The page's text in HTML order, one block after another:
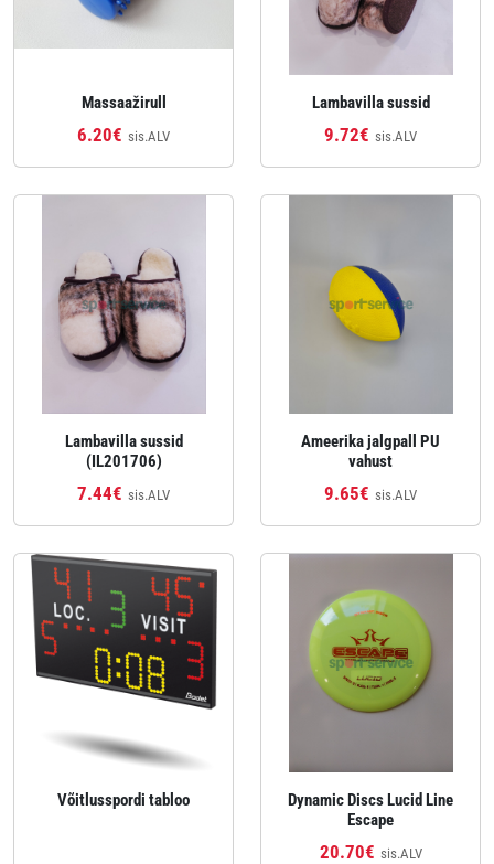
Massaažirull
6.20€ sis.ALV
Lambavilla sussid
9.72€ sis.ALV
Lambavilla sussid
(IL201706)
7.44€ sis.ALV
Ameerika jalgpall PU
vahust
9.65€ sis.ALV
Võitlusspordi tabloo
Dynamic Discs Lucid Line
Escape
20.70€ sis.ALV